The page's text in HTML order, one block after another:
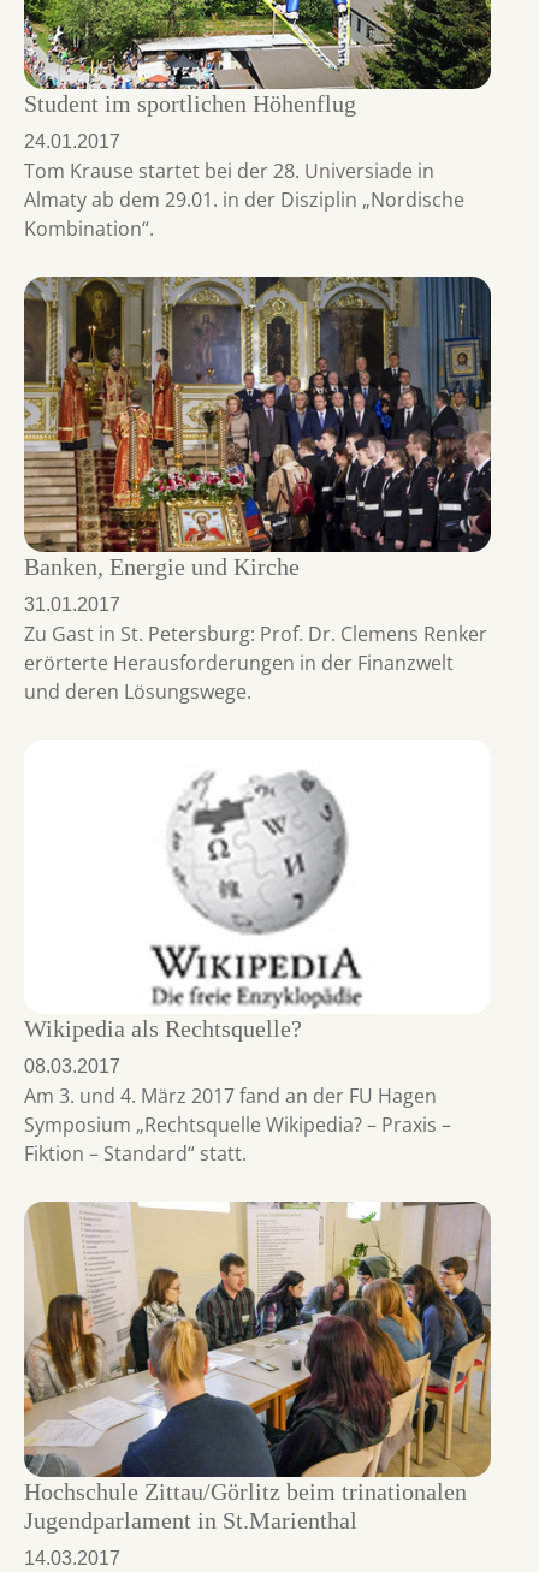
Student im sportlichen Höhenflug
24.01.2017
Tom Krause startet bei der 28. Universiade in
Almaty ab dem 29.01. in der Disziplin „Nordische
Kombination“.
Banken, Energie und Kirche
31.01.2017
Zu Gast in St. Petersburg: Prof. Dr. Clemens Renker
erörterte Herausforderungen in der Finanzwelt
und deren Lösungswege.
Wikipedia als Rechtsquelle?
08.03.2017
Am 3. und 4. März 2017 fand an der FU Hagen
Symposium „Rechtsquelle Wikipedia? – Praxis –
Fiktion – Standard“ statt.
Hochschule Zittau/Görlitz beim trinationalen
Jugendparlament in St.Marienthal
14.03.2017